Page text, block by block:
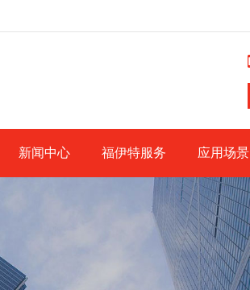
新闻中心 福伊特服务 应用场景